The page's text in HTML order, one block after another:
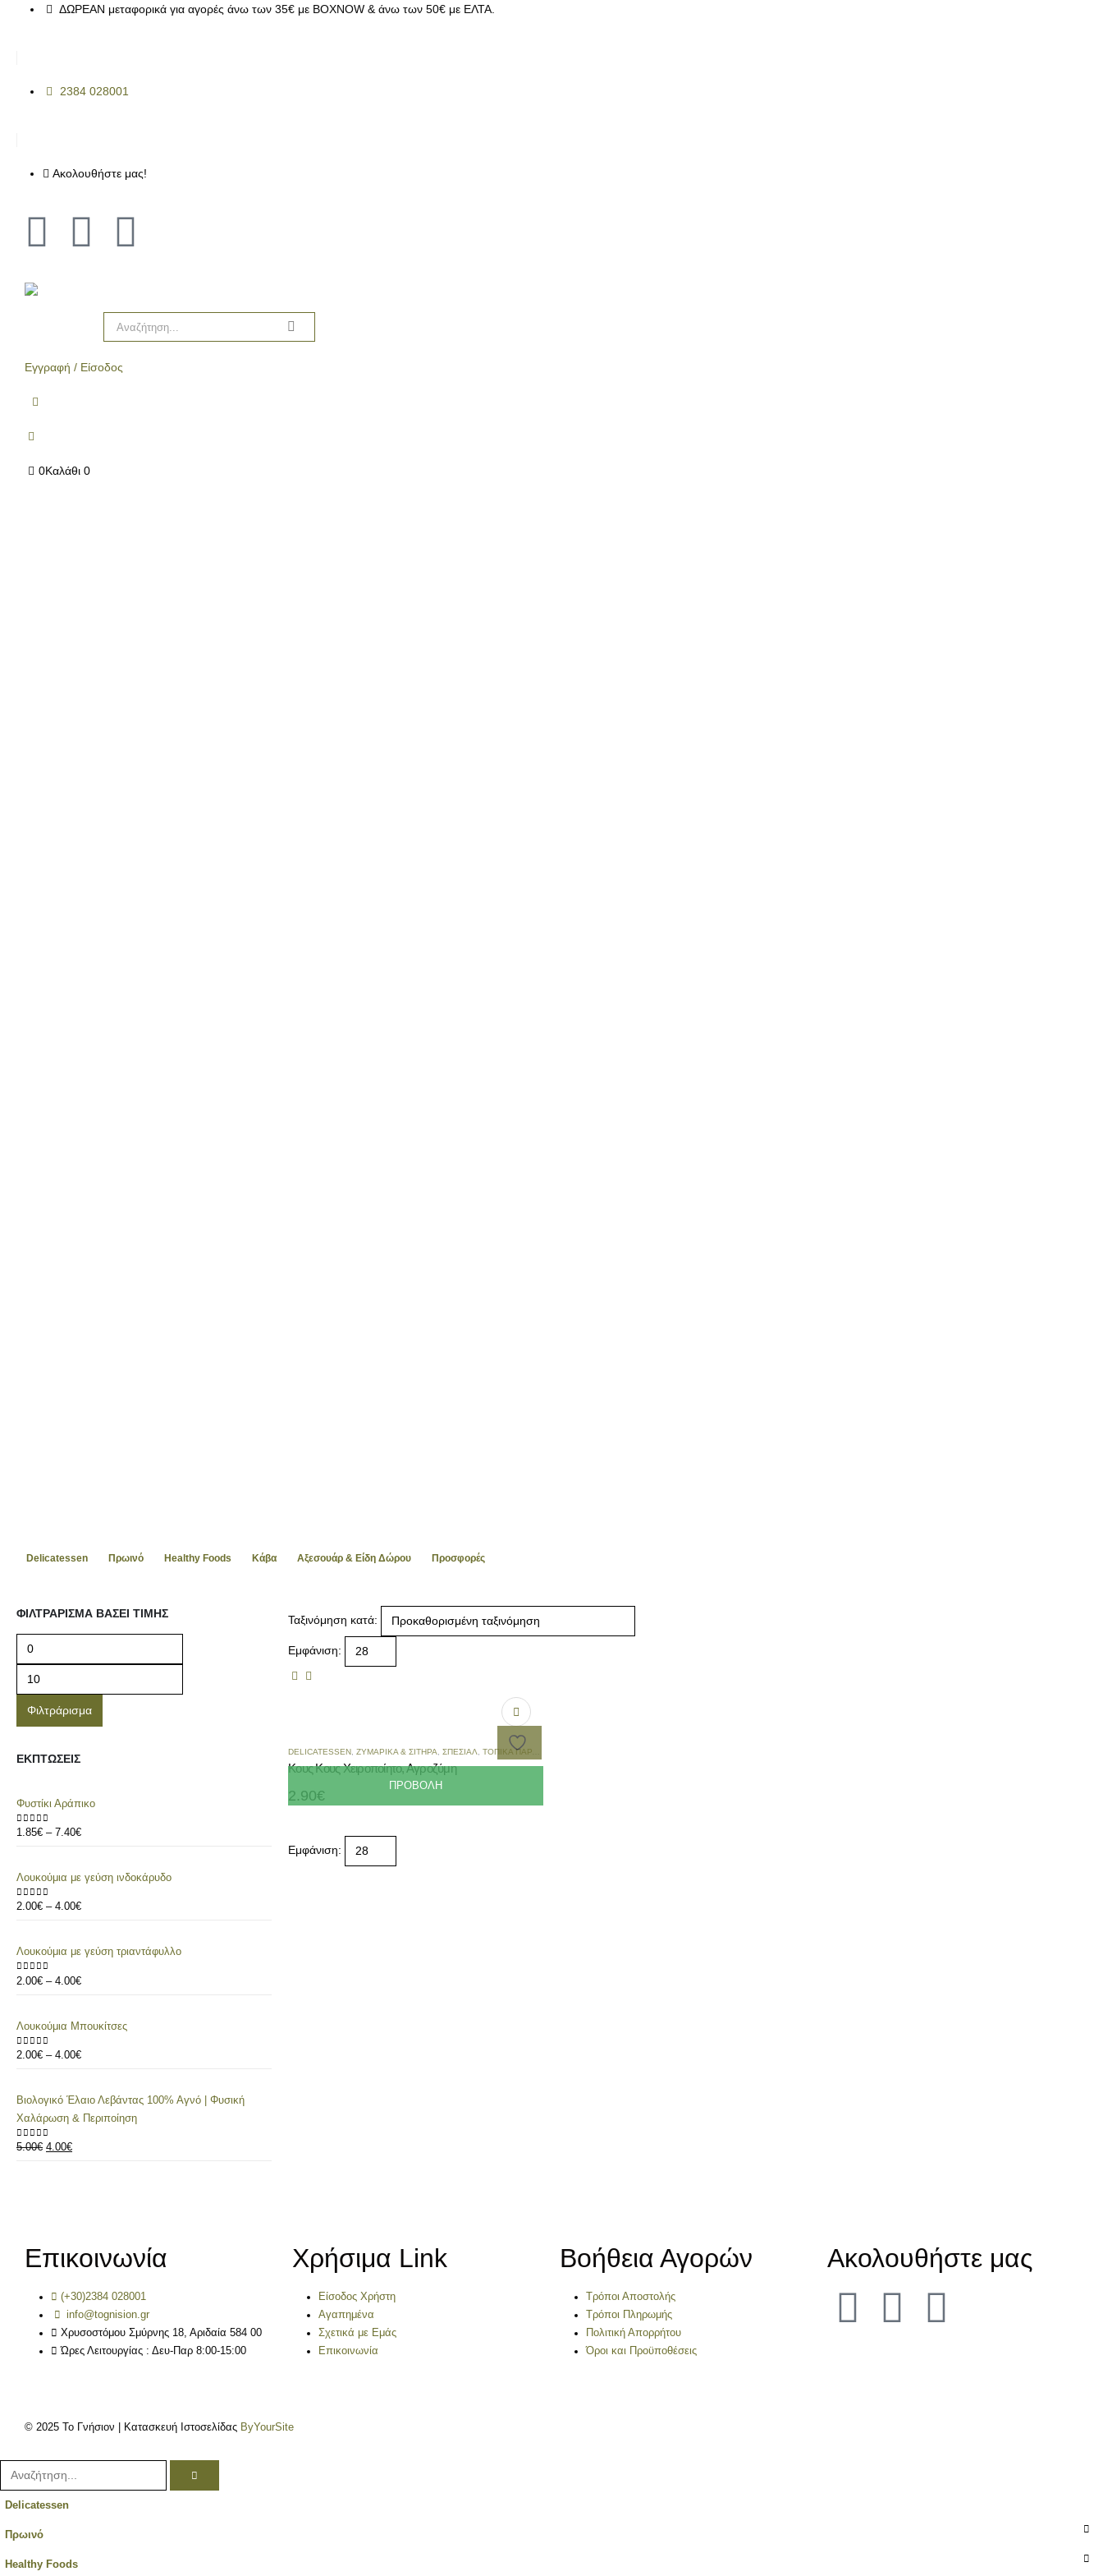
ΔΩΡΕΑΝ μεταφορικά για αγορές άνω των 35€ με BOXNOW & άνω των 50€ με ΕΛΤΑ.
2384 028001
Ακολουθήστε μας!
Εγγραφή / Είσοδος
0Καλάθι 0
Delicatessen Πρωινό Healthy Foods Kάβα Αξεσουάρ & Είδη Δώρου Προσφορές
Ταξινόμηση κατά:
Εμφάνιση:
ΠΡΟΒΟΛΉ
DELICATESSEN ΖΥΜΑΡΙΚΆ & ΣΙΤΗΡΆ ΣΠΈΣΙΑΛ ΤΟΠΙΚΆ ΠΑΡΑΔΟΣΙΑΚΆ ΖΥΜΑΡΙΚΆ
Κους Κους Χειροποίητο, Αγροζύμη
2.90€
Εμφάνιση:
ΦΙΛΤΡΆΡΙΣΜΑ ΒΆΣΕΙ ΤΙΜΉΣ
Φιλτράρισμα
ΕΚΠΤΏΣΕΙΣ
Φυστίκι Αράπικο
0 out of 5
1.85€ – 7.40€
Λουκούμια με γεύση ινδοκάρυδο
0 out of 5
2.00€ – 4.00€
Λουκούμια με γεύση τριαντάφυλλο
0 out of 5
2.00€ – 4.00€
Λουκούμια Μπουκίτσες
0 out of 5
2.00€ – 4.00€
Βιολογικό Έλαιο Λεβάντας 100% Αγνό | Φυσική
Χαλάρωση & Περιποίηση
0out of 5
5.00€ 4.00€
Επικοινωνία
(+30)2384 028001
info@tognision.gr
Χρυσοστόμου Σμύρνης 18, Αριδαία 584 00
Ώρες Λειτουργίας : Δευ-Παρ 8:00-15:00
Χρήσιμα Link
Είσοδος Χρήστη
Αγαπημένα
Σχετικά με Εμάς
Επικοινωνία
Βοήθεια Αγορών
Τρόποι Αποστολής
Τρόποι Πληρωμής
Πολιτική Απορρήτου
Όροι και Προϋποθέσεις
Ακολουθήστε μας
© 2025 Το Γνήσιον | Κατασκευή Ιστοσελίδας ByYourSite
Delicatessen
Πρωινό
Healthy Foods